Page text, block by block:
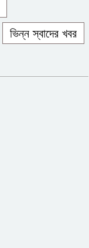
ভিন্ন স্বাদের খবর